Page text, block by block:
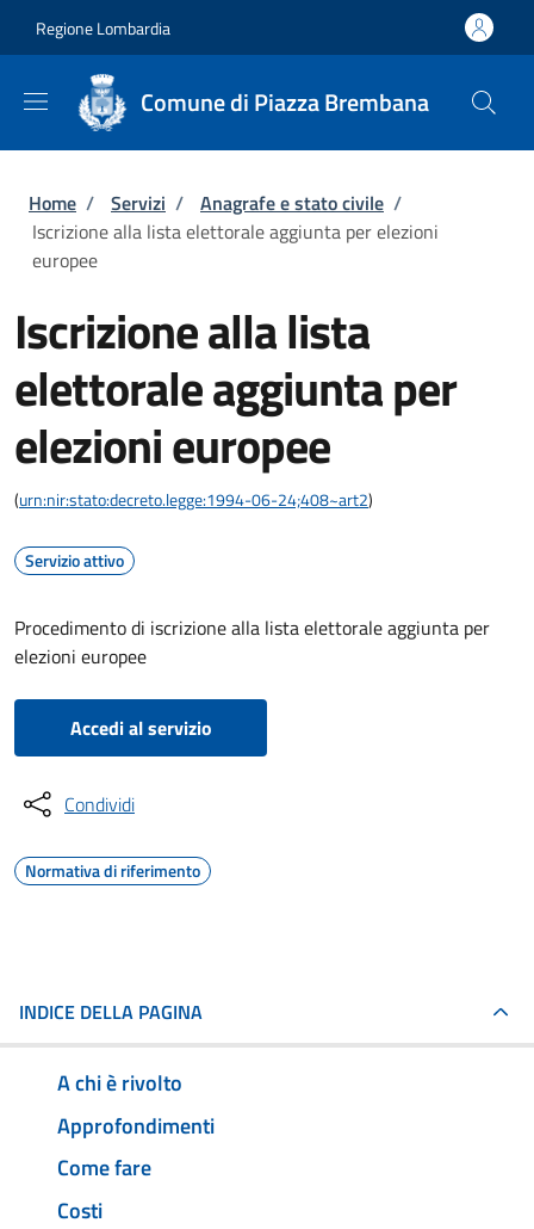
Regione Lombardia
Comune di Piazza Brembana
Briciole di pane
Home / Servizi / Anagrafe e stato civile /
Iscrizione alla lista elettorale aggiunta per elezioni
europee
Iscrizione alla lista
elettorale aggiunta per
elezioni europee
(urn:nir:stato:decreto.legge:1994-06-24;408~art2)
Servizio attivo
Procedimento di iscrizione alla lista elettorale aggiunta per
elezioni europee
Accedi al servizio
Condividi
Normativa di riferimento
INDICE DELLA PAGINA
A chi è rivolto
Approfondimenti
Come fare
Costi